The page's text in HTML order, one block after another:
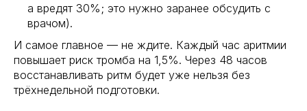
а вредят 30%; это нужно заранее обсудить с
врачом).
И самое главное — не ждите. Каждый час аритмии
повышает риск тромба на 1,5%. Через 48 часов
восстанавливать ритм будет уже нельзя без
трёхнедельной подготовки.